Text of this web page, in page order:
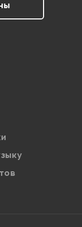
данных в
обработки